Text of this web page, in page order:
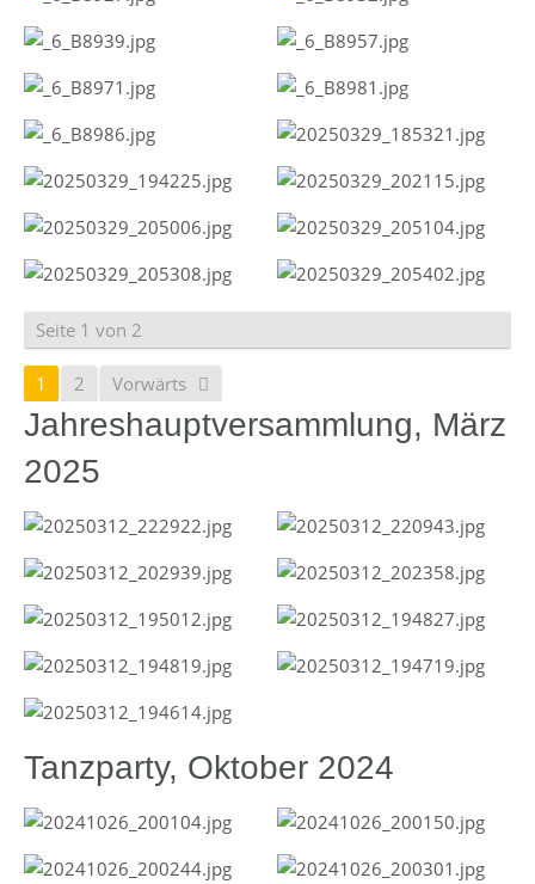
Seite 1 von 2
1 2 Vorwärts
Jahreshauptversammlung, März
2025
Tanzparty, Oktober 2024